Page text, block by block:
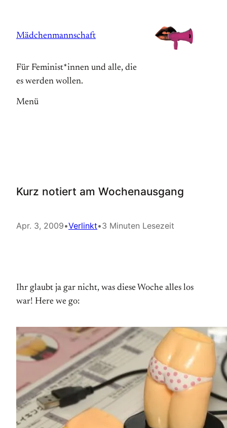
springen
Mädchenmannschaft
Für Feminist*innen und alle, die
es werden wollen.
Menü
Kurz notiert am Wochenausgang
Apr. 3, 2009•Verlinkt•3 Minuten Lesezeit
Ihr glaubt ja gar nicht, was diese Woche alles los
war! Here we go: